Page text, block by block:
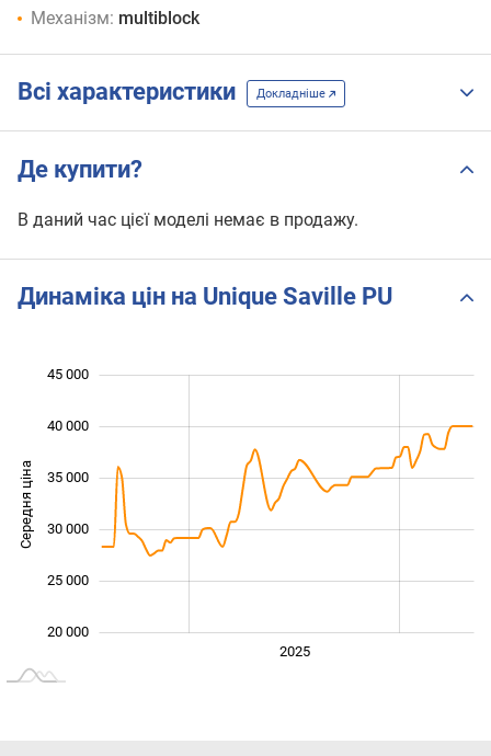
Механізм: multiblock
Всі характеристики Докладніше
Де купити?
В даний час цієї моделі немає в продажу.
Динаміка цін на Unique Saville PU
Середня ціна
20 000
25 000
30 000
35 000
40 000
45 000
2025